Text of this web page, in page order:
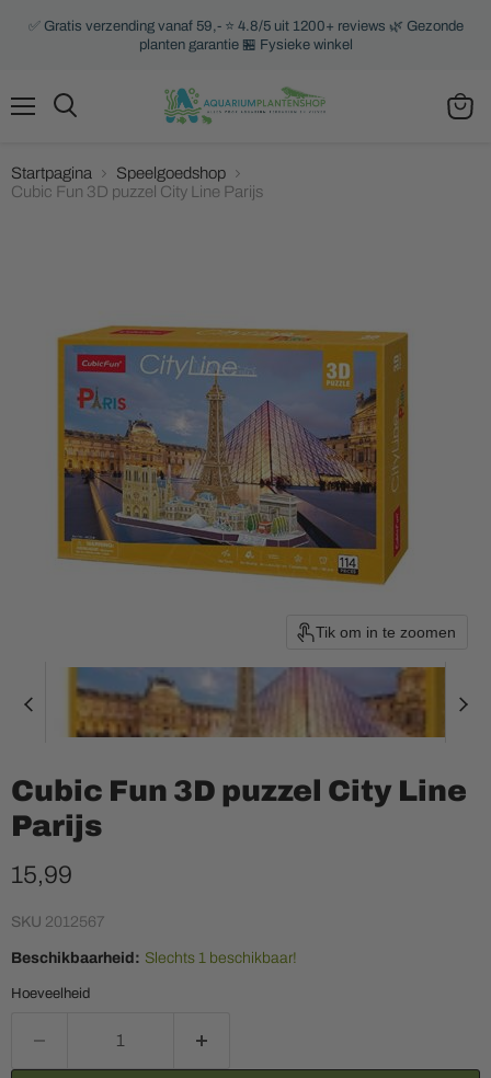
✅ Gratis verzending vanaf 59,- ⭐ 4.8/5 uit 1200+ reviews 🌿 Gezonde
planten garantie 🏪 Fysieke winkel
Startpagina
Speelgoedshop
Cubic Fun 3D puzzel City Line Parijs
Tik om in te zoomen
Cubic Fun 3D puzzel City Line
Parijs
Huidige prijs
15,99
SKU 2012567
Beschikbaarheid: Slechts 1 beschikbaar!
Hoeveelheid